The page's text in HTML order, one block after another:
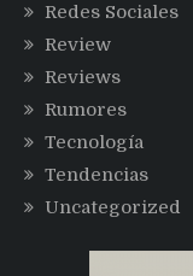
Redes Sociales
Review
Reviews
Rumores
Tecnología
Tendencias
Uncategorized